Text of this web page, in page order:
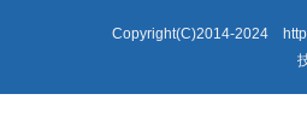
Copyright(C)2014-2024